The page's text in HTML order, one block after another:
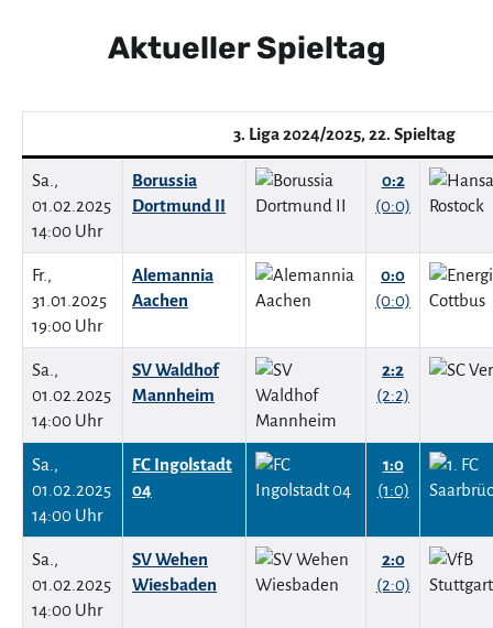
Aktueller Spieltag
3. Liga 2024/2025, 22. Spieltag
Sa.,
01.02.2025
14:00 Uhr
Borussia
Dortmund II
0:2
(0:0)
Fr.,
31.01.2025
19:00 Uhr
Alemannia
Aachen
0:0
(0:0)
Sa.,
01.02.2025
14:00 Uhr
SV Waldhof
Mannheim
2:2
(2:2)
Sa.,
01.02.2025
14:00 Uhr
FC Ingolstadt
04
1:0
(1:0)
Sa.,
01.02.2025
14:00 Uhr
SV Wehen
Wiesbaden
2:0
(2:0)